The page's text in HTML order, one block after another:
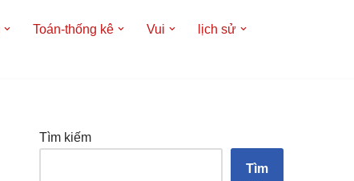
Toán-thống kê Vui
lịch sử
Tìm kiếm
Tìm